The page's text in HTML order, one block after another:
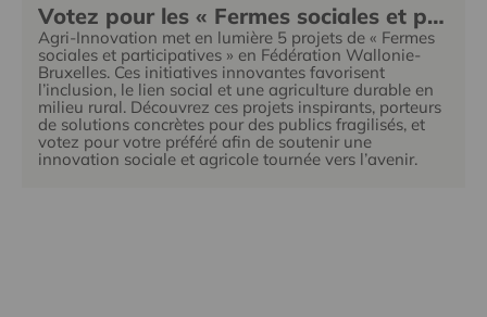
Votez pour les « Fermes sociales et participatives » d'Agri-Innovation
Agri-Innovation met en lumière 5 projets de « Fermes
sociales et participatives » en Fédération Wallonie-
Bruxelles. Ces initiatives innovantes favorisent
l’inclusion, le lien social et une agriculture durable en
milieu rural. Découvrez ces projets inspirants, porteurs
de solutions concrètes pour des publics fragilisés, et
votez pour votre préféré afin de soutenir une
innovation sociale et agricole tournée vers l’avenir.